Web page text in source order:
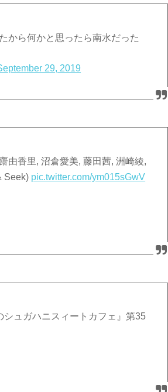
から何かと思ったら南水だった
29, 2019
由香里, 沼倉愛美, 藤田茜, 洲崎綾,
Seek) pic.twitter.com/ym015sGwV
シュガハニスィートカフェ』第35